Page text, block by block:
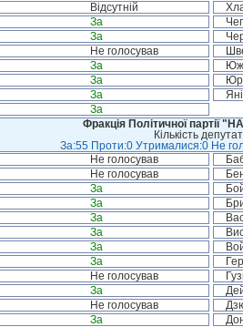
Відсутній
За
За
Не голосував
За
За
За
За
Фракція Політичної
Кількість
За:55 Проти:0 Утрималися:0 Не
Не голосував
Не голосував
За
За
За
За
За
За
Не голосував
За
Не голосував
За